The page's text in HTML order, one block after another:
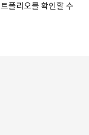
폴리오를 확인할 수